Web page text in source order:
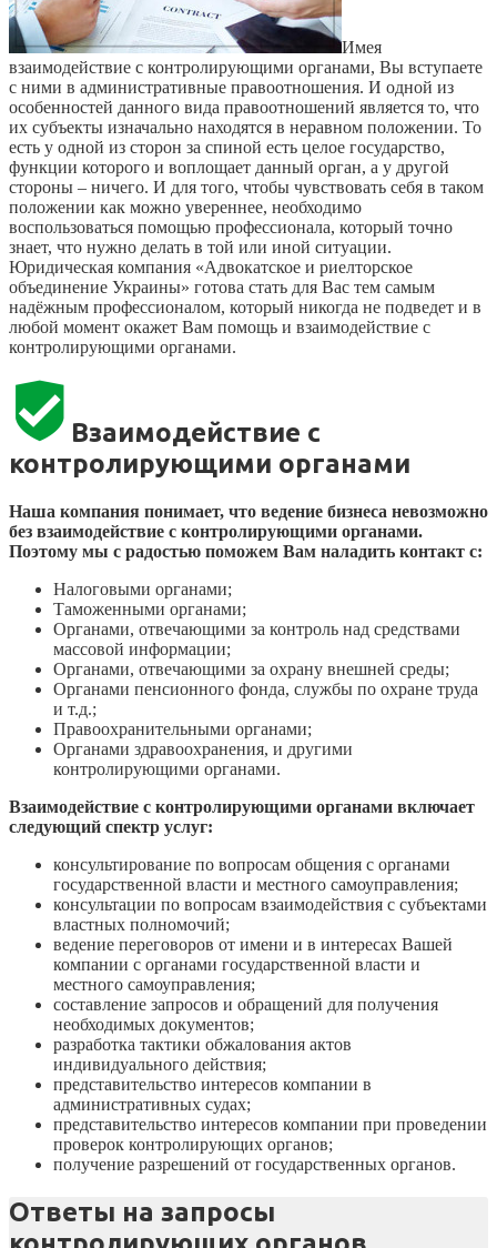
Имея
взаимодействие с контролирующими органами, Вы вступаете
с ними в административные правоотношения. И одной из
особенностей данного вида правоотношений является то, что
их субъекты изначально находятся в неравном положении. То
есть у одной из сторон за спиной есть целое государство,
функции которого и воплощает данный орган, а у другой
стороны – ничего. И для того, чтобы чувствовать себя в таком
положении как можно увереннее, необходимо
воспользоваться помощью профессионала, который точно
знает, что нужно делать в той или иной ситуации.
Юридическая компания «Адвокатское и риелторское
объединение Украины» готова стать для Вас тем самым
надёжным профессионалом, который никогда не подведет и в
любой момент окажет Вам помощь и взаимодействие с
контролирующими органами.
Взаимодействие с
контролирующими органами
Наша компания понимает, что ведение бизнеса невозможно
без взаимодействие с контролирующими органами.
Поэтому мы с радостью поможем Вам наладить контакт с:
Налоговыми органами;
Таможенными органами;
Органами, отвечающими за контроль над средствами
массовой информации;
Органами, отвечающими за охрану внешней среды;
Органами пенсионного фонда, службы по охране труда
и т.д.;
Правоохранительными органами;
Органами здравоохранения, и другими
контролирующими органами.
Взаимодействие с контролирующими органами включает
следующий спектр услуг:
консультирование по вопросам общения с органами
государственной власти и местного самоуправления;
консультации по вопросам взаимодействия с субъектами
властных полномочий;
ведение переговоров от имени и в интересах Вашей
компании с органами государственной власти и
местного самоуправления;
составление запросов и обращений для получения
необходимых документов;
разработка тактики обжалования актов
индивидуального действия;
представительство интересов компании в
административных судах;
представительство интересов компании при проведении
проверок контролирующих органов;
получение разрешений от государственных органов.
Ответы на запросы